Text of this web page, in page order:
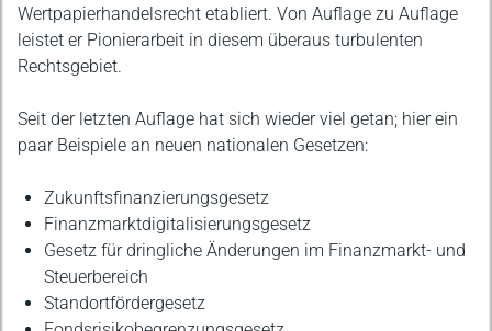
Wertpapierhandelsrecht etabliert. Von Auflage zu Auflage
leistet er Pionierarbeit in diesem überaus turbulenten
Rechtsgebiet.
Seit der letzten Auflage hat sich wieder viel getan; hier ein
paar Beispiele an neuen nationalen Gesetzen:
Zukunftsfinanzierungsgesetz
Finanzmarktdigitalisierungsgesetz
Gesetz für dringliche Änderungen im Finanzmarkt- und
Steuerbereich
Standortfördergesetz